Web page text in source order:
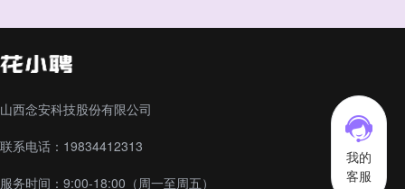
我的
客服
山西念安科技股份有限公司
联系电话：19834412313
服务时间：9:00-18:00（周一至周五）